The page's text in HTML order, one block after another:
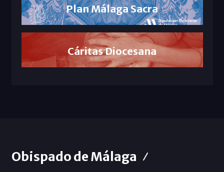
Plan Málaga Sacra
Cáritas Diocesana
Obispado de Málaga